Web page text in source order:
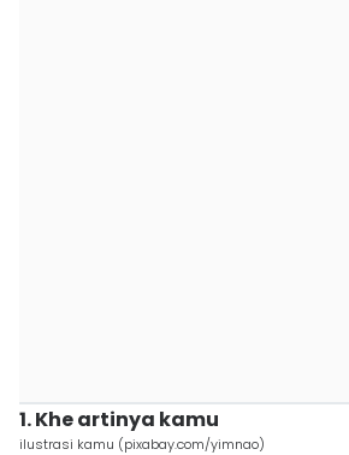
1. Khe artinya kamu
ilustrasi kamu (pixabay.com/yimnao)